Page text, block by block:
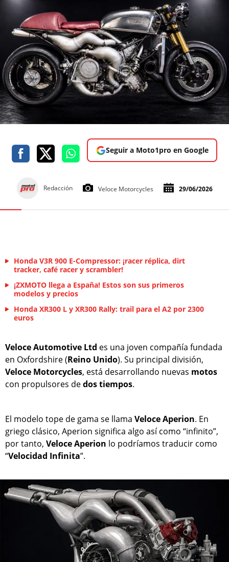
Seguir a Moto1pro en Google
Redacción Veloce Motorcycles 29/06/2026
Honda V3R 900 E-Compressor: ¡racer réplica, dirt
tracker, café racer y scrambler!
¡ZXMOTO llega a España! Estos son sus primeros
modelos y precios
Honda XR300 L y XR300 Rally: trail para el A2 por 2300
euros
Veloce Automotive Ltd es una joven compañía fundada
en Oxfordshire (Reino Unido). Su principal división,
Veloce Motorcycles, está desarrollando nuevas motos
con propulsores dedostiempos.
El modelo tope de gama se llama Veloce Aperion. En
griego clásico, Aperion significa algo así como “infinito”,
por tanto, Veloce Aperion lo podríamos traducir como
“Velocidad Infinita”.